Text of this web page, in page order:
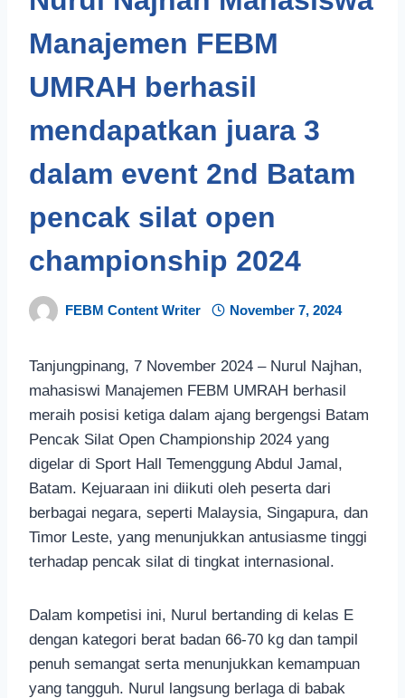
Manajemen FEBM
UMRAH berhasil
mendapatkan juara 3
dalam event 2nd Batam
pencak silat open
championship 2024
FEBM Content Writer November 7, 2024
Tanjungpinang, 7 November 2024 – Nurul Najhan,
mahasiswi Manajemen FEBM UMRAH berhasil
meraih posisi ketiga dalam ajang bergengsi Batam
Pencak Silat Open Championship 2024 yang
digelar di Sport Hall Temenggung Abdul Jamal,
Batam. Kejuaraan ini diikuti oleh peserta dari
berbagai negara, seperti Malaysia, Singapura, dan
Timor Leste, yang menunjukkan antusiasme tinggi
terhadap pencak silat di tingkat internasional.
Dalam kompetisi ini, Nurul bertanding di kelas E
dengan kategori berat badan 66-70 kg dan tampil
penuh semangat serta menunjukkan kemampuan
yang tangguh. Nurul langsung berlaga di babak